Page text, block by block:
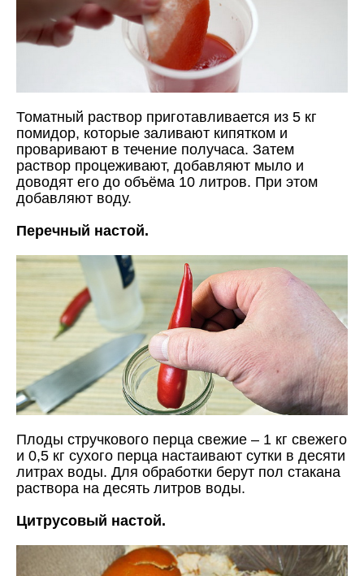
Томатный раствор приготавливается из 5 кг
помидор, которые заливают кипятком и
проваривают в течение получаса. Затем
раствор процеживают, добавляют мыло и
доводят его до объёма 10 литров. При этом
добавляют воду.
Перечный настой.
Плоды стручкового перца свежие – 1 кг свежего
и 0,5 кг сухого перца настаивают сутки в десяти
литрах воды. Для обработки берут пол стакана
раствора на десять литров воды.
Цитрусовый настой.